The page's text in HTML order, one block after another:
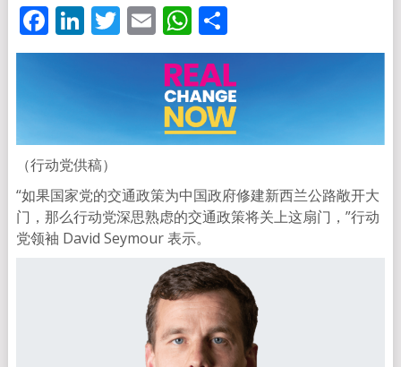
Facebook
LinkedIn
Twitter
EmailWhatsApp
分
享
（行动党供稿）
“如果国家党的交通政策为中国政府修建新西兰公路敞开大
门，那么行动党深思熟虑的交通政策将关上这扇门，”行动
党领袖 David Seymour 表示。